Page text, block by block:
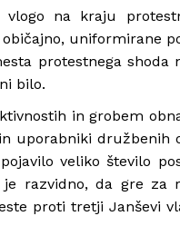
vlogo na kraju
uniformirane
protestnega shoda
bilo.
in grobem
uporabniki družbenih
veliko število
razvidno, da gre za
proti tretji Janševi